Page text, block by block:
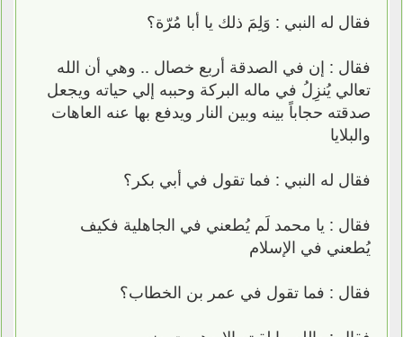
فقال له النبي : وَلِمَ ذلك يا أبا مُرّة؟
فقال : إن في الصدقة أربع خصال .. وهي أن الله
تعالي يُنزِلُ في ماله البركة وحببه إلي حياته ويجعل
صدقته حجاباً بينه وبين النار ويدفع بها عنه العاهات
والبلايا
فقال له النبي : فما تقول في أبي بكر؟
فقال : يا محمد لَم يُطعني في الجاهلية فكيف
يُطعني في الإسلام
فقال : فما تقول في عمر بن الخطاب؟